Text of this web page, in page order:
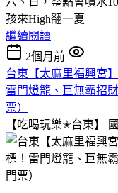
孩來High翻一夏
繼續閱讀
2個月前
台東【太麻里福興宮
雷門燈籠、巨無霸招
票）
【吃喝玩樂✭台東】